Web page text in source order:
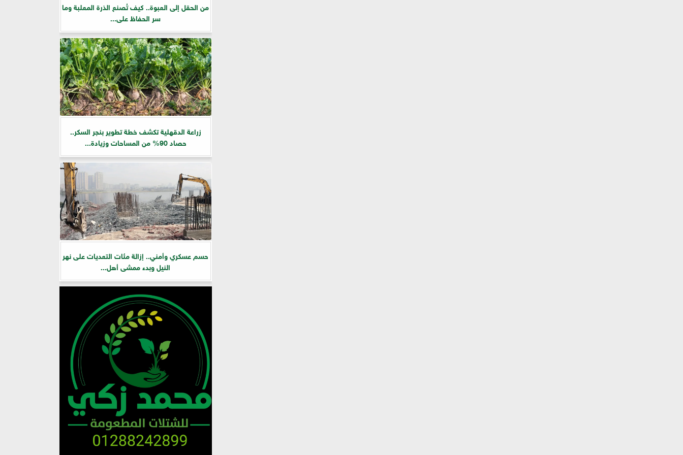
من الحقل إلى العبوة.. كيف تُصنع الذرة المعلبة وما
سر الحفاظ على...
زراعة الدقهلية تكشف خطة تطوير بنجر السكر..
حصاد 90% من المساحات وزيادة...
حسم عسكري وأمني.. إزالة مئات التعديات على نهر
النيل وبدء ممشى أهل...